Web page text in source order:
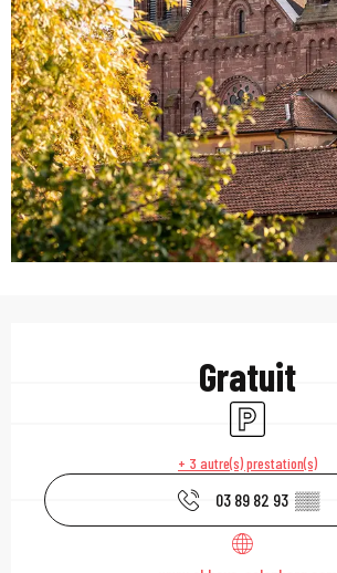
Ouverture et
Gratuit
Parking
+ 3 autre(s) prestation(s)
03 89 82 93 ▒▒